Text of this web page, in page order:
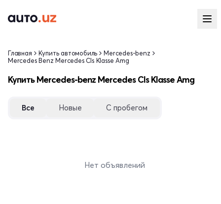
Главная Купить автомобиль
Mercedes-benz
Mercedes Benz Mercedes Cls Klasse Amg
Купить Mercedes-benz Mercedes Cls Klasse Amg
Все Новые С пробегом
Нет объявлений